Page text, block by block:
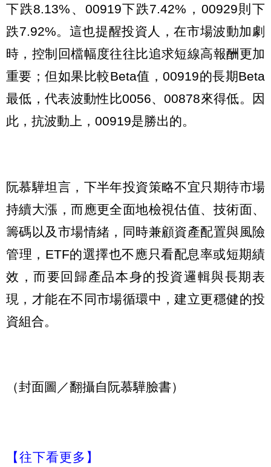
下跌8.13%、00919下跌7.42%，00929則下
跌7.92%。這也提醒投資人，在市場波動加劇
時，控制回檔幅度往往比追求短線高報酬更加
重要；但如果比較Beta值，00919的長期Beta
最低，代表波動性比0056、00878來得低。因
此，抗波動上，00919是勝出的。
阮慕驊坦言，下半年投資策略不宜只期待市場
持續大漲，而應更全面地檢視估值、技術面、
籌碼以及市場情緒，同時兼顧資產配置與風險
管理，ETF的選擇也不應只看配息率或短期績
效，而要回歸產品本身的投資邏輯與長期表
現，才能在不同市場循環中，建立更穩健的投
資組合。
（封面圖／翻攝自阮慕驊臉書）
【往下看更多】